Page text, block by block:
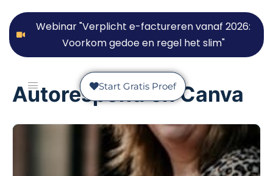
Webinar "Verplicht e-factureren vanaf 2026:
Voorkom gedoe en regel het slim"
Start Gratis Proef
Autorespond en Canva